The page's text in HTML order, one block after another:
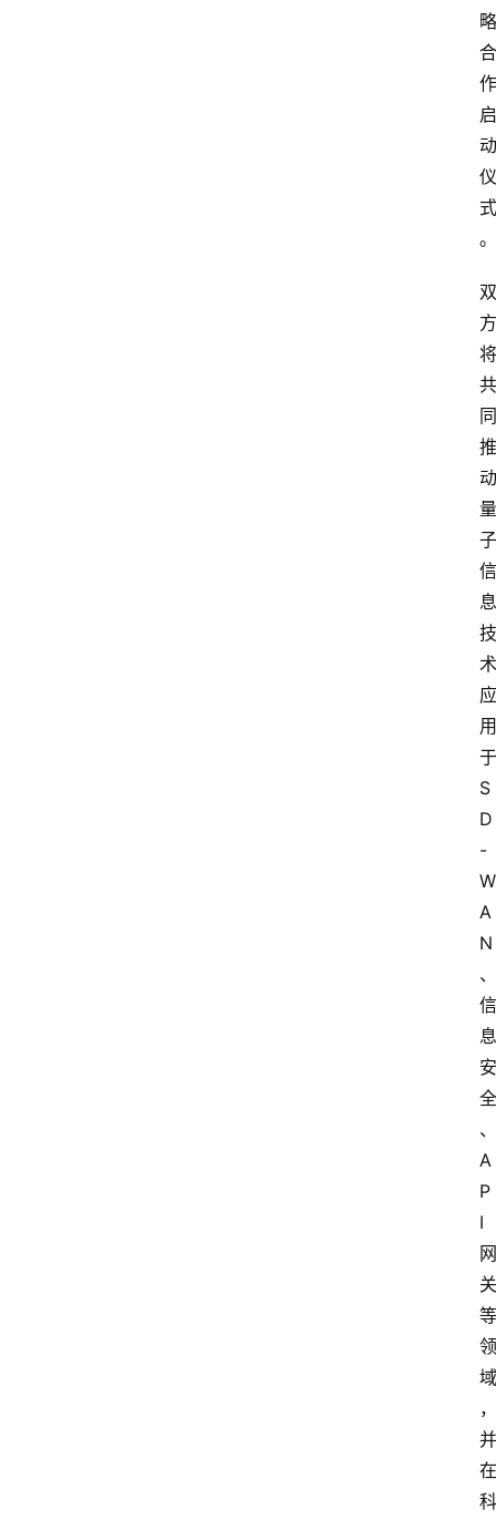
略
合
作
启
动
仪
式
。
双
方
将
共
同
推
动
量
子
信
息
技
术
应
用
于
S
D
-
W
A
N
、
信
息
安
全
、
A
P
I
网
关
等
领
域
，
并
在
科